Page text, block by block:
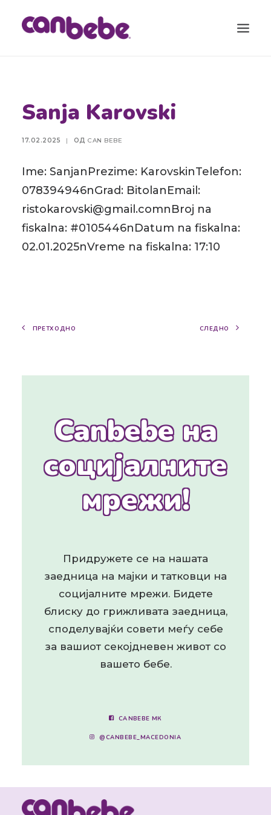
БЛОГ
КОНТАКТ
SEARCH
Sanja Karovski
17.02.2025 | ОД CAN BEBE
Ime: SanjanPrezime: KarovskinTelefon:
078394946nGrad: BitolanEmail:
ristokarovski@gmail.comnBroj na
fiskalna: #0105446nDatum na fiskalna:
02.01.2025nVreme na fiskalna: 17:10
ПРЕТХОДНО СЛЕДНО
Canbebe на
социјалните
мрежи!
Придружете се на нашата
заедница на мајки и татковци на
социјалните мрежи. Бидете
блиску до грижливата заедница,
споделувајќи совети меѓу себе
за вашиот секојдневен живот со
вашето бебе.
CANBEBE МК
@CANBEBE_MACEDONIA